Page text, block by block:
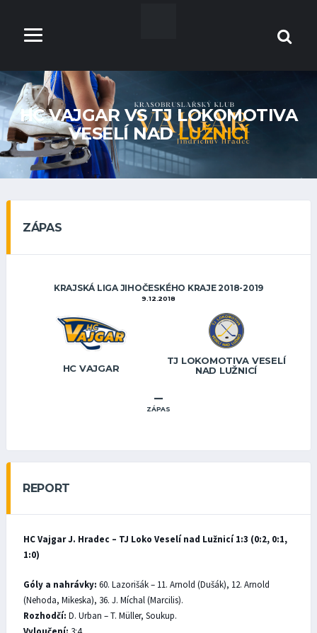
HC VAJGAR VS TJ LOKOMOTIVA
VESELÍ NADLUŽNICÍ
ZÁPAS
KRAJSKÁ LIGA JIHOČESKÉHO KRAJE 2018-2019
9.12.2018
HC VAJGAR
TJ LOKOMOTIVA VESELÍ
NAD LUŽNICÍ
–
ZÁPAS
REPORT
HC Vajgar J. Hradec – TJ Loko Veselí nad Lužnicí 1:3 (0:2, 0:1,
1:0)
Góly a nahrávky: 60. Lazorišák – 11. Arnold (Dušák), 12. Arnold
(Nehoda, Mikeska), 36. J. Míchal (Marcilis).
Rozhodčí: D. Urban – T. Müller, Soukup.